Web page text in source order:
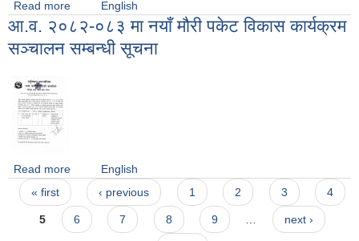
Read more about भैंसी पालन कार्यक्रममा छनौट भएको बारे सूचना।
English
आ.व. २०८२‍-०८३ मा नयाँ मौरी पकेट विकास कार्यक्रम
सञ्चालन सम्बन्धी सूचना
Read more about आ.व. २०८२‍-०८३ मा नयाँ मौरी पकेट विकास कार्यक्रम सञ्चालन
सम्बन्धी सूचना
English
Pages
« first ‹ previous 1 2 3 4
5 6 7 8 9 … next ›